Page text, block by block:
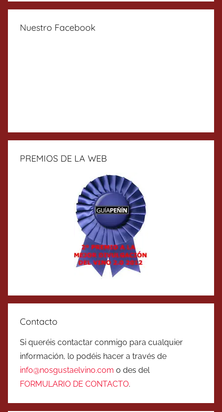
Nuestro Facebook
PREMIOS DE LA WEB
Contacto
Si queréis contactar conmigo para cualquier
información, lo podéis hacer a través de
info@nosgustaelvino.com o des del
FORMULARIO DE CONTACTO.